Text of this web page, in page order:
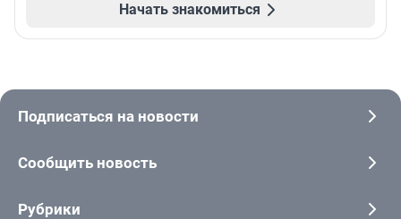
Начать знакомиться
Подписаться на новости
Сообщить новость
Рубрики